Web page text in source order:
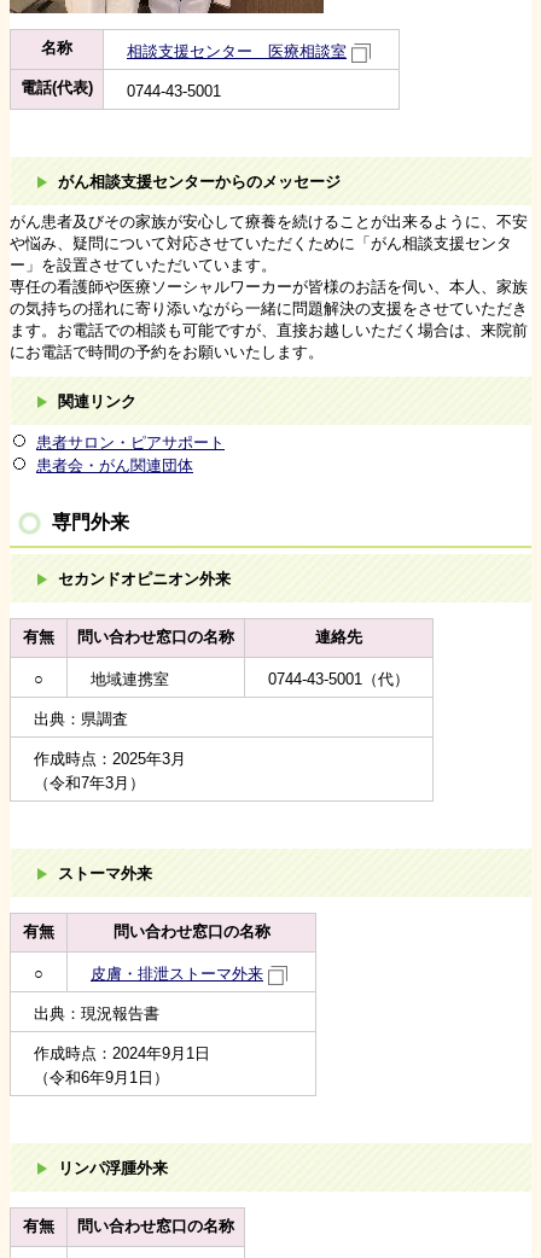
名称
相談支援センター 医療相談室
電話(代表)
0744-43-5001
がん相談支援センターからのメッセージ
がん患者及びその家族が安心して療養を続けることが出来るように、不安
や悩み、疑問について対応させていただくために「がん相談支援センタ
ー」を設置させていただいています。
専任の看護師や医療ソーシャルワーカーが皆様のお話を伺い、本人、家族
の気持ちの揺れに寄り添いながら一緒に問題解決の支援をさせていただき
ます。お電話での相談も可能ですが、直接お越しいただく場合は、来院前
にお電話で時間の予約をお願いいたします。
関連リンク
患者サロン・ピアサポート
患者会・がん関連団体
専門外来
セカンドオピニオン外来
有無 問い合わせ窓口の名称 連絡先
○ 地域連携室 0744-43-5001（代）
出典：県調査
作成時点：2025年3月
（令和7年3月）
ストーマ外来
有無 問い合わせ窓口の名称
○ 皮膚・排泄ストーマ外来
出典：現況報告書
作成時点：2024年9月1日
（令和6年9月1日）
リンパ浮腫外来
有無 問い合わせ窓口の名称